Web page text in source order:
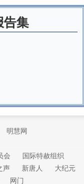
告集
明慧网
会
国际特赦组织
声 新唐人
大纪元
网门